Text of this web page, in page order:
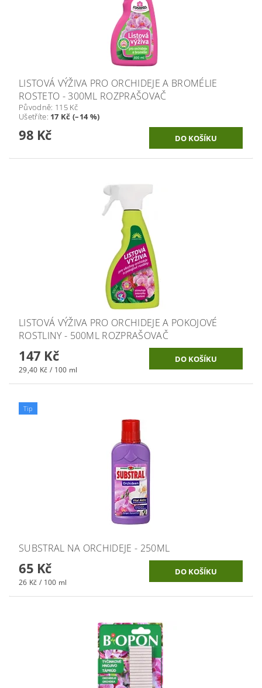
LISTOVÁ VÝŽIVA PRO ORCHIDEJE A BROMÉLIE
ROSTETO - 300ML ROZPRAŠOVAČ
Původně: 115 Kč
Ušetříte: 17 Kč (–14 %)
98 Kč
LISTOVÁ VÝŽIVA PRO ORCHIDEJE A POKOJOVÉ
ROSTLINY - 500ML ROZPRAŠOVAČ
147 Kč
29,40 Kč / 100 ml
Tip
SUBSTRAL NA ORCHIDEJE - 250ML
65 Kč
26 Kč / 100 ml